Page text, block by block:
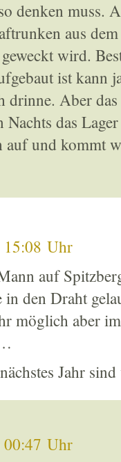
denken muss.
aus
wird.
ist kann
drinne. Aber
Nachts das
auf und kommt
15:08 Uhr
auf
in den Draht
möglich aber
Jahr
00:47 Uhr